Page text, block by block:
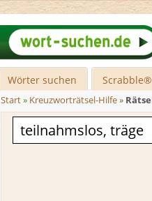
Wörter suchen Scrabble®
Start» Kreuzworträtsel-Hilfe»